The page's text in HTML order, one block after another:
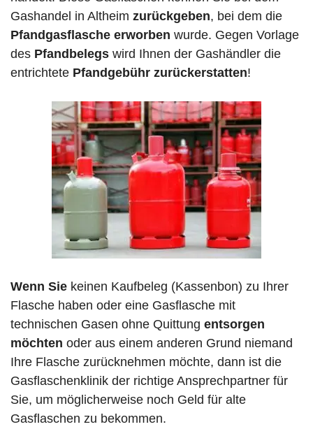
Gashandel in Altheim zurückgeben, bei dem die
Pfandgasflasche erworben wurde. Gegen Vorlage
des Pfandbelegs wird Ihnen der Gashändler die
entrichtete Pfandgebühr zurückerstatten!
Wenn Sie keinen Kaufbeleg (Kassenbon) zu Ihrer
Flasche haben oder eine Gasflasche mit
technischen Gasen ohne Quittung entsorgen
möchten oder aus einem anderen Grund niemand
Ihre Flasche zurücknehmen möchte, dann ist die
Gasflaschenklinik der richtige Ansprechpartner für
Sie, um möglicherweise noch Geld für alte
Gasflaschen zu bekommen.